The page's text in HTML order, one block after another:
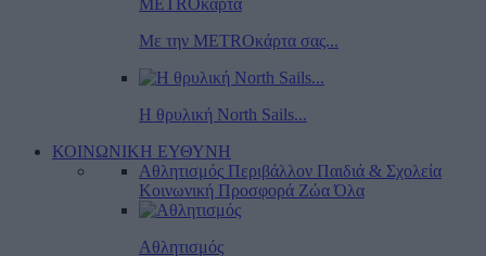
METROκάρτα
Με την METROκάρτα σας...
Η θρυλική North Sails...
ΚΟΙΝΩΝΙΚΗ ΕΥΘΥΝΗ
Αθλητισμός Περιβάλλον Παιδιά & Σχολεία
Κοινωνική Προσφορά Ζώα Όλα
Αθλητισμός